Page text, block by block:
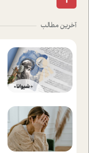
آخرین مطالب